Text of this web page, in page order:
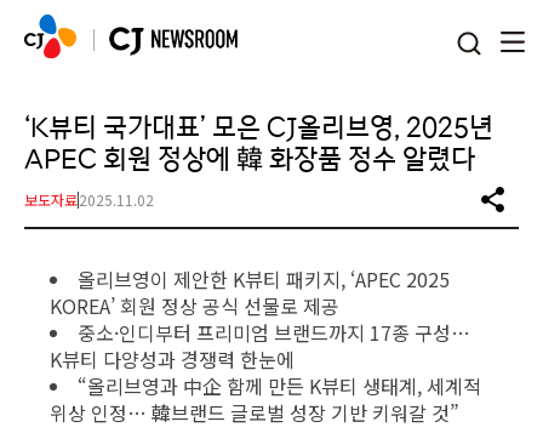
‘K뷰티 국가대표’ 모은 CJ올리브영, 2025년
APEC 회원 정상에 韓 화장품 정수 알렸다
보도자료2025.11.02
올리브영이 제안한 K뷰티 패키지, ‘APEC 2025
KOREA’ 회원 정상 공식 선물로 제공
중소·인디부터 프리미엄 브랜드까지 17종 구성…
K뷰티 다양성과 경쟁력 한눈에
“올리브영과 中企 함께 만든 K뷰티 생태계, 세계적
위상 인정… 韓브랜드 글로벌 성장 기반 키워갈 것”